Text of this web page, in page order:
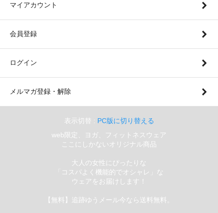
マイアカウント
会員登録
ログイン
メルマガ登録・解除
表示切替 : PC版に切り替える
web限定、ヨガ、フィットネスウェア
ここにしかないオリジナル商品
大人の女性にぴったりな
「コスパよく機能的でオシャレ」な
ウェアをお届けします！
【無料】追跡ゆうメール今なら送料無料。